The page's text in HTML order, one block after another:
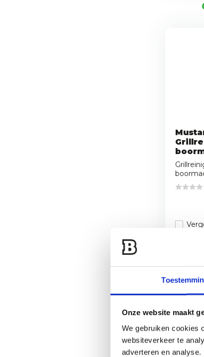
Onze website maakt
We gebruiken cookies
websiteverkeer te
adverteren en